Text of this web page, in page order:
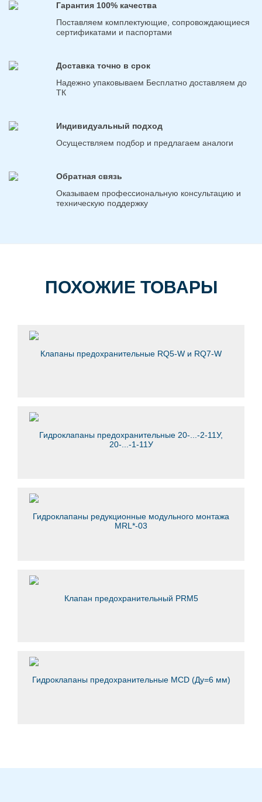
Гарантия 100% качества
Поставляем комплектующие, сопровождающиеся
сертификатами и паспортами
Доставка точно в срок
Надежно упаковываем Бесплатно доставляем до
ТК
Индивидуальный подход
Осуществляем подбор и предлагаем аналоги
Обратная связь
Оказываем профессиональную консультацию и
техническую поддержку
ПОХОЖИЕ ТОВАРЫ
Клапаны предохранительные RQ5-W и RQ7-W
Гидроклапаны предохранительные 20-...-2-11У,
20-...-1-11У
Гидроклапаны редукционные модульного монтажа
MRL*-03
Клапан предохранительный PRM5
Гидроклапаны предохранительные MCD (Ду=6 мм)